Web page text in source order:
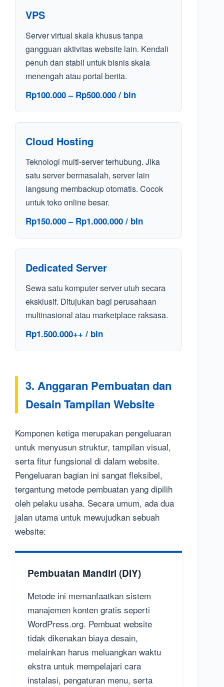
VPS
Server virtual skala khusus tanpa
gangguan aktivitas website lain. Kendali
penuh dan stabil untuk bisnis skala
menengah atau portal berita.
Rp100.000 – Rp500.000 / bln
Cloud Hosting
Teknologi multi-server terhubung. Jika
satu server bermasalah, server lain
langsung membackup otomatis. Cocok
untuk toko online besar.
Rp150.000 – Rp1.000.000 / bln
Dedicated Server
Sewa satu komputer server utuh secara
eksklusif. Ditujukan bagi perusahaan
multinasional atau marketplace raksasa.
Rp1.500.000++ / bln
3. Anggaran Pembuatan dan
Desain Tampilan Website
Komponen ketiga merupakan pengeluaran
untuk menyusun struktur, tampilan visual,
serta fitur fungsional di dalam website.
Pengeluaran bagian ini sangat fleksibel,
tergantung metode pembuatan yang dipilih
oleh pelaku usaha. Secara umum, ada dua
jalan utama untuk mewujudkan sebuah
website:
Pembuatan Mandiri (DIY)
Metode ini memanfaatkan sistem
manajemen konten gratis seperti
WordPress.org. Pembuat website
tidak dikenakan biaya desain,
melainkan harus meluangkan waktu
ekstra untuk mempelajari cara
instalasi, pengaturan menu, serta